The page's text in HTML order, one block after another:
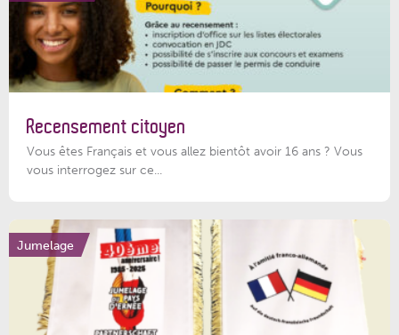
Recensement citoyen
Vous êtes Français et vous allez bientôt avoir 16 ans ? Vous
vous interrogez sur ce...
Jumelage